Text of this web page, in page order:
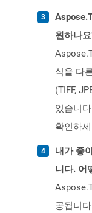
원하나
식을 다
(TIFF,
있습니
확인하
내가 좋
니다. 어
공됩니